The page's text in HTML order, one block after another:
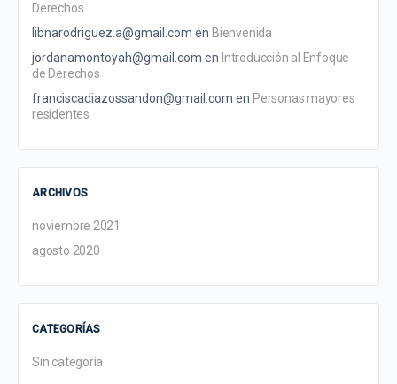
Derechos
libnarodriguez.a@gmail.com en Bienvenida
jordanamontoyah@gmail.com en Introducción al Enfoque
de Derechos
franciscadiazossandon@gmail.com en Personas mayores
residentes
ARCHIVOS
noviembre 2021
agosto 2020
CATEGORÍAS
Sin categoría